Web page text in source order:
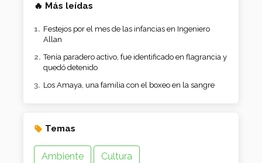
🔥 Más leídas
Festejos por el mes de las infancias en Ingeniero
Allan
Tenía paradero activo, fue identificado en flagrancia y
quedó detenido
Los Amaya, una familia con el boxeo en la sangre
Temas
Ambiente Cultura